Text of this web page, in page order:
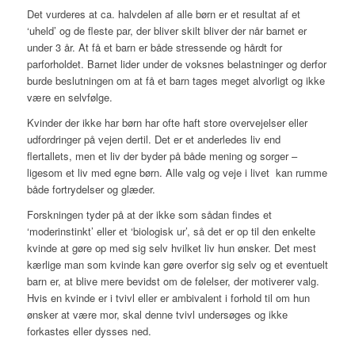
Det vurderes at ca. halvdelen af alle børn er et resultat af et
‘uheld’ og de fleste par, der bliver skilt bliver der når barnet er
under 3 år. At få et barn er både stressende og hårdt for
parforholdet. Barnet lider under de voksnes belastninger og derfor
burde beslutningen om at få et barn tages meget alvorligt og ikke
være en selvfølge.
Kvinder der ikke har børn har ofte haft store overvejelser eller
udfordringer på vejen dertil. Det er et anderledes liv end
flertallets, men et liv der byder på både mening og sorger –
ligesom et liv med egne børn. Alle valg og veje i livet kan rumme
både fortrydelser og glæder.
Forskningen tyder på at der ikke som sådan findes et
‘moderinstinkt’ eller et ‘biologisk ur’, så det er op til den enkelte
kvinde at gøre op med sig selv hvilket liv hun ønsker. Det mest
kærlige man som kvinde kan gøre overfor sig selv og et eventuelt
barn er, at blive mere bevidst om de følelser, der motiverer valg.
Hvis en kvinde er i tvivl eller er ambivalent i forhold til om hun
ønsker at være mor, skal denne tvivl undersøges og ikke
forkastes eller dysses ned.